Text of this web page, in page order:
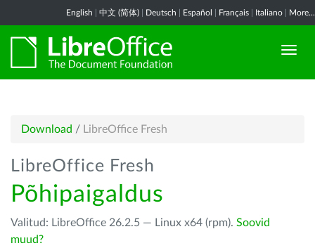
English 中文 (简体) Deutsch Español Français Italiano More...
Download / LibreOffice Fresh
LibreOffice Fresh
Põhipaigaldus
Valitud: LibreOffice 26.2.5 — Linux x64 (rpm). Soovid
muud?